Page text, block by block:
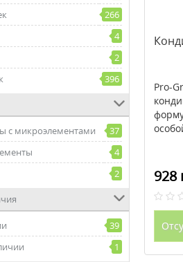
266
4
2
396
с микроэлементами
37
4
2
39
1
Pro-
928